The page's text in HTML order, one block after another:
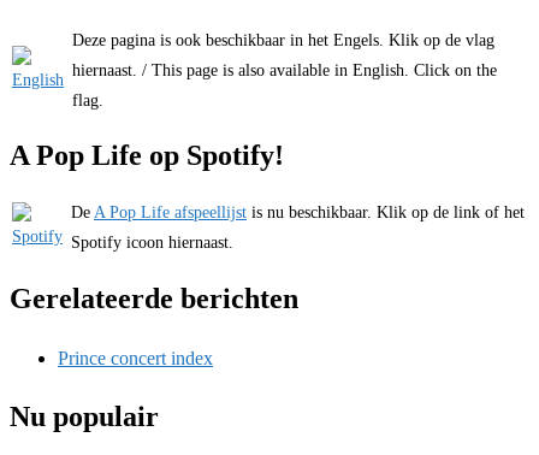
Deze pagina is ook beschikbaar in het Engels. Klik op de vlag
hiernaast. / This page is also available in English. Click on the
flag.
A Pop Life op Spotify!
De A Pop Life afspeellijst is nu beschikbaar. Klik op de link of het
Spotify icoon hiernaast.
Gerelateerde berichten
Prince concert index
Nu populair